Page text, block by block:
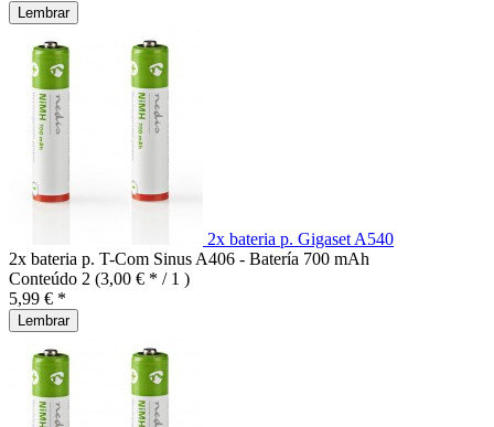
Lembrar
2x bateria p. Gigaset A540
2x bateria p. T-Com Sinus A406 - Batería 700 mAh
Conteúdo 2 (3,00 € * / 1 )
5,99 € *
Lembrar